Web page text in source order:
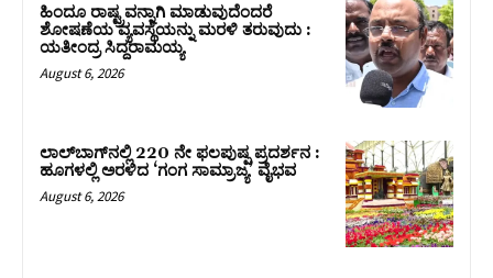
ಹಿಂದೂ ರಾಷ್ಟ್ರವನ್ನಾಗಿ ಮಾಡುವುದೆಂದರೆ
ಶೋಷಣೆಯ ವ್ಯವಸ್ಥೆಯನ್ನು ಮರಳಿ ತರುವುದು :
ಯತೀಂದ್ರ ಸಿದ್ದರಾಮಯ್ಯ
August 6, 2026
ಲಾಲ್‍ಬಾಗ್‍ನಲ್ಲಿ 220 ನೇ ಫಲಪುಷ್ಪ ಪ್ರದರ್ಶನ :
ಹೂಗಳಲ್ಲಿ ಅರಳಿದ ‘ಗಂಗ ಸಾಮ್ರಾಜ್ಯ’ ವೈಭವ
August 6, 2026